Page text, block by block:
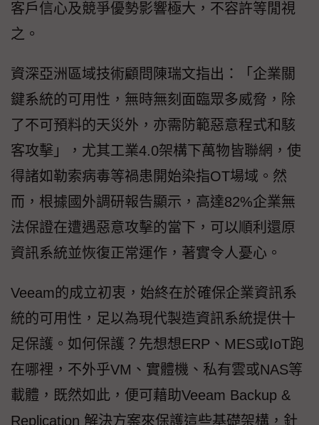
客戶信心及競爭優勢影響極大，不容許等閒視
之。
資深亞洲區域技術顧問陳瑞文指出：「企業關
鍵系統的可用性，無時無刻面臨眾多威脅，除
了不可預料的天災外，亦需防範惡意程式和駭
客攻擊」，尤其工業4.0架構下萬物皆聯網，使
得諸如勒索病毒等禍患開始染指OT場域。然
而，根據國外調研報告顯示，高達82%企業無
法保證在遭遇惡意攻擊的當下，可以順利還原
資訊系統並恢復正常運作，著實令人憂心。
Veeam的成立初衷，始終在於確保企業資訊系
統的可用性，足以為現代製造資訊系統提供十
足保護。如何保護？先想想ERP、MES或IoT跑
在哪裡，不外乎VM、實體機、私有雲或NAS等
載體，既然如此，便可藉助Veeam Backup &
Replication 解決方案來保護這些基礎架構，針